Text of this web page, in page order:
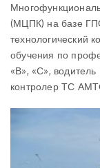
(МЦПК) на базе
технологический
обучения по
«В», «С», водитель
контролер ТС